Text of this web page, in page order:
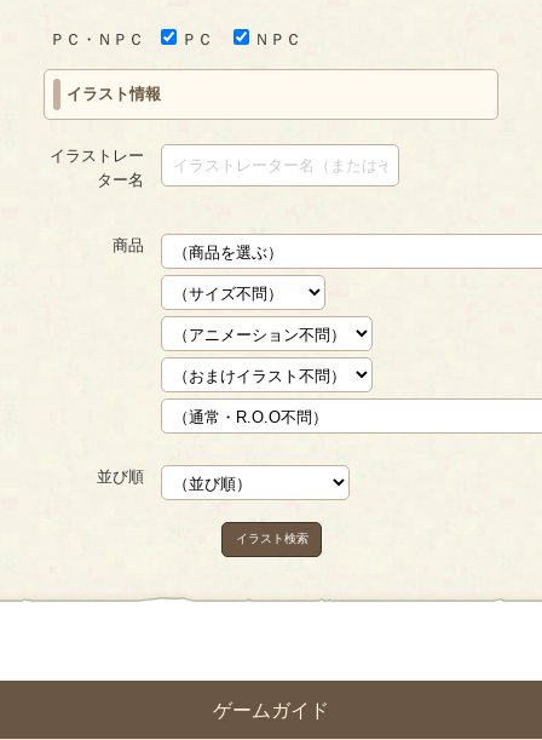
ゲームガイド
ＰＣ・ＮＰＣ ＰＣ ＮＰＣ
イラスト情報
イラストレー
ター名
商品
並び順
イラスト検索